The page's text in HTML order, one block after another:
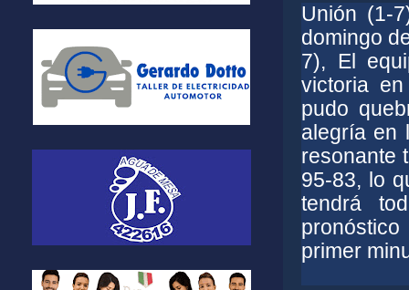
Unión (1-
domingo
7), El
victoria
pudo
alegría en
resonante
95-83, lo
tendrá
primer